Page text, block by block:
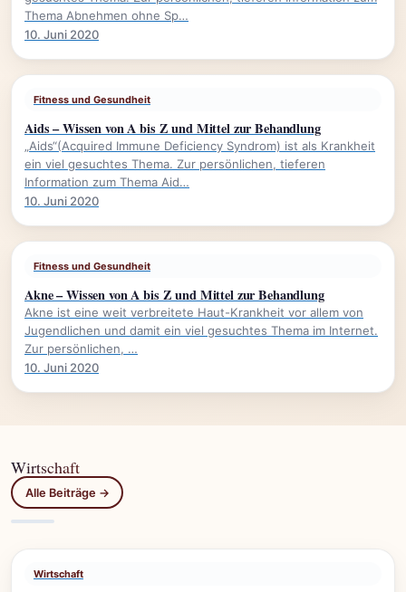
Thema Abnehmen ohne Sp…
10. Juni 2020
Fitness und Gesundheit
Aids – Wissen von A bis Z und Mittel zur Behandlung
„Aids“(Acquired Immune Deficiency Syndrom) ist als Krankheit
ein viel gesuchtes Thema. Zur persönlichen, tieferen
Information zum Thema Aid…
10. Juni 2020
Fitness und Gesundheit
Akne – Wissen von A bis Z und Mittel zur Behandlung
Akne ist eine weit verbreitete Haut-Krankheit vor allem von
Jugendlichen und damit ein viel gesuchtes Thema im Internet.
Zur persönlichen, …
10. Juni 2020
Wirtschaft
Alle Beiträge →
Wirtschaft